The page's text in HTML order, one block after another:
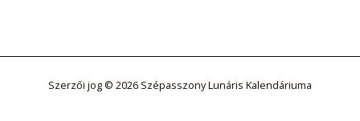
Szerzői jog © 2026 Szépasszony Lunáris Kalendáriuma